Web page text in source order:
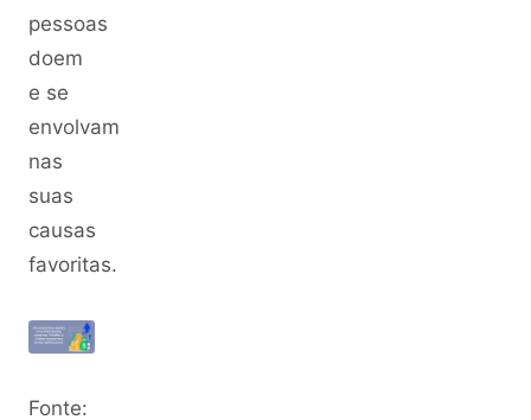
pessoas
doem
e se
envolvam
nas
suas
causas
favoritas.
Fonte: